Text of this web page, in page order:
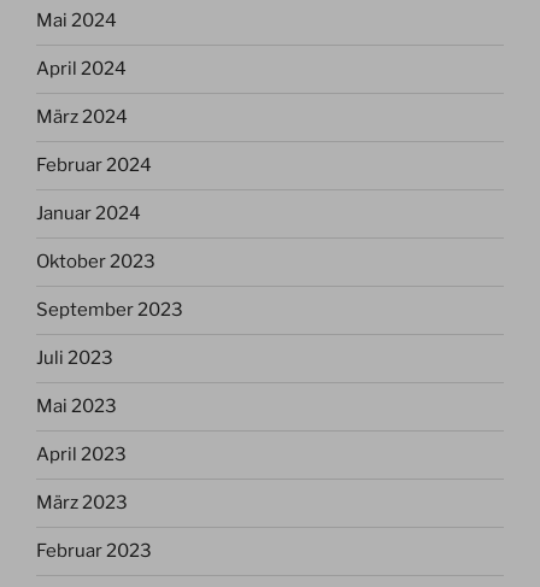
Mai 2024
April 2024
März 2024
Februar 2024
Januar 2024
Oktober 2023
September 2023
Juli 2023
Mai 2023
April 2023
März 2023
Februar 2023